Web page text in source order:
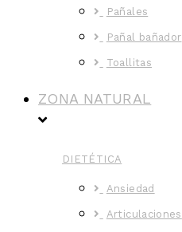
Pañales
Pañal bañador
Toallitas
ZONA NATURAL
DIETÉTICA
Ansiedad
Articulaciones